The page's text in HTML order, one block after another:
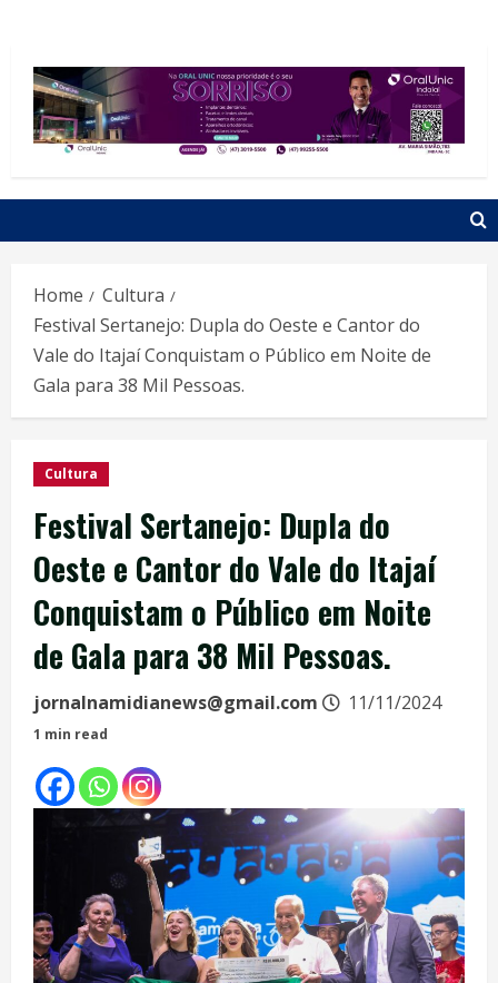
Home
Cultura
Festival Sertanejo: Dupla do Oeste e Cantor do
Vale do Itajaí Conquistam o Público em Noite de
Gala para 38 Mil Pessoas.
Cultura
Festival Sertanejo: Dupla do
Oeste e Cantor do Vale do Itajaí
Conquistam o Público em Noite
de Gala para 38 Mil Pessoas.
jornalnamidianews@gmail.com 11/11/2024
1 min read